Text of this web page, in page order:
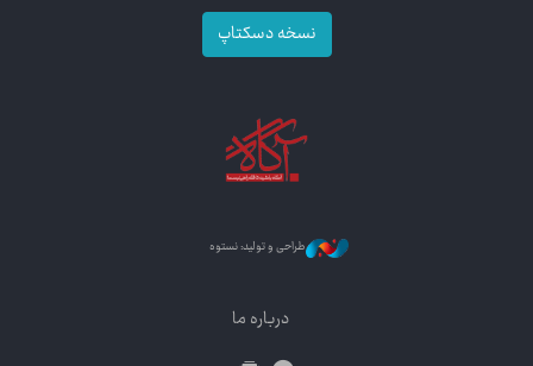
نسخه دسکتاپ
طراحی و تولید: نستوه
درباره ما